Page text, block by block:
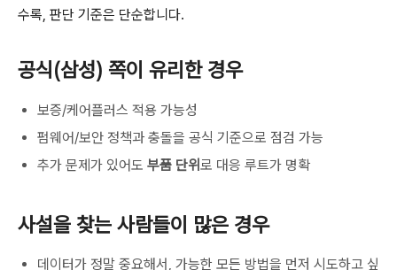
수록, 판단 기준은 단순합니다.
공식(삼성) 쪽이 유리한 경우
보증/케어플러스 적용 가능성
펌웨어/보안 정책과 충돌을 공식 기준으로 점검 가능
추가 문제가 있어도 부품 단위로 대응 루트가 명확
사설을 찾는 사람들이 많은 경우
데이터가 정말 중요해서, 가능한 모든 방법을 먼저 시도하고 싶